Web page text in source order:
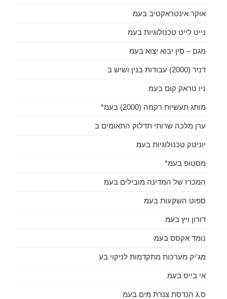
אוקר אינטראקטיב בעמ
נייט לייט טכנולוגיות בעמ
מגם – סין יבוא יצוא בעמ
דניר (2000) עבודות בנין ושיש ב
ניו טראק קום בעמ
מותג תעשיות רקמה (2000) בעמ*
ערן מלכה שרותי תדלוק התאומים ב
יוניטק טכנולוגיות בעמ
מסטופ בעמ*
המכרז של המדינה מובילים בעמ
ספוט השקעות בעמ
דורון ויץ בעמ
נומד אקסס בעמ
מג'יק מערכות מתקדמות לניקוי בע
אי בייס בעמ
ס.ג הנדסת צנרת מים בעמ